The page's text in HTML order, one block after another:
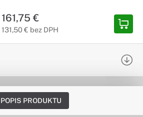
161,75 €
131,50 € bez DPH
POPIS PRODUKTU